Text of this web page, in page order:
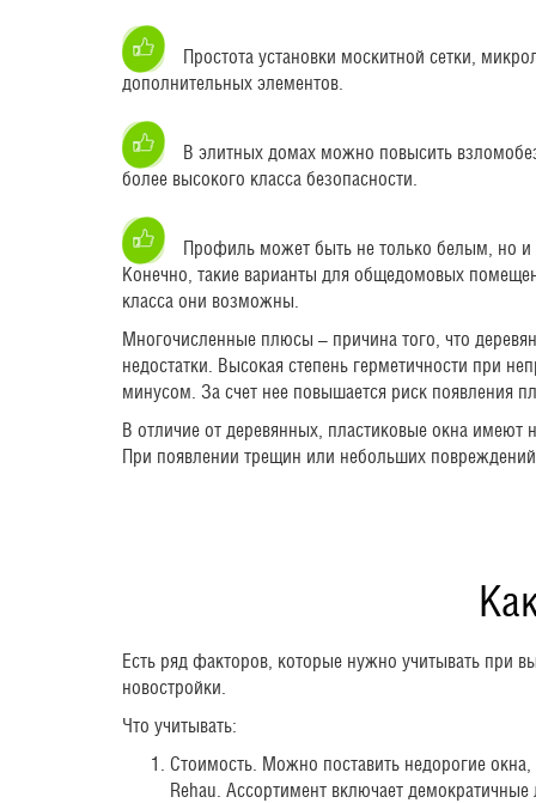
Простота установки москитной сетки,
дополнительных элементов.
В элитных домах можно повысить
более высокого класса безопасности.
Профиль может быть не только белым, но
Конечно, такие варианты для общедомовых
класса они возможны.
Многочисленные плюсы – причина того, что
недостатки. Высокая степень герметичности при
минусом. За счет нее повышается риск появления
В отличие от деревянных, пластиковые окна имеют
При появлении трещин или небольших
Есть ряд факторов, которые нужно учитывать при
новостройки.
Что учитывать:
Стоимость. Можно поставить недорогие
Rehau. Ассортимент включает